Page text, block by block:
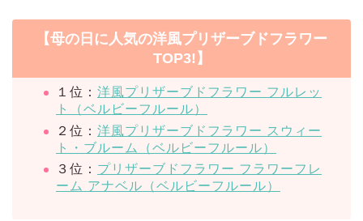
【母の日に人気の洋風プリザーブドフラワー
TOP3!】
１位： 洋風プリザーブドフラワー フルレッ
ト（ベルビーフルール）
２位： 洋風プリザーブドフラワー スウィー
ト・ブルーム（ベルビーフルール）
３位： プリザーブドフラワー フラワーフレ
ーム アナベル（ベルビーフルール）